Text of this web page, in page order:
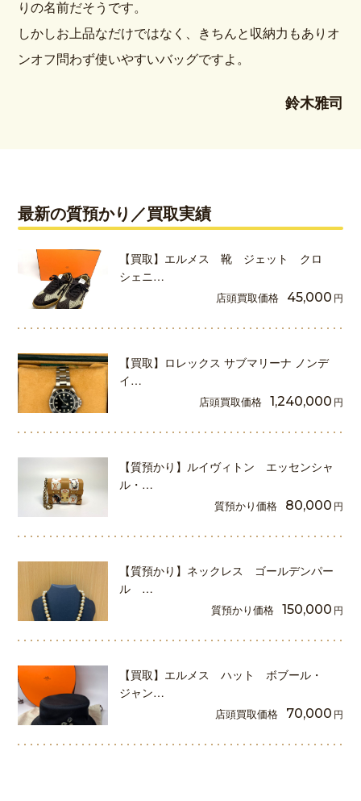
りの名前だそうです。
しかしお上品なだけではなく、きちんと収納力もありオ
ンオフ問わず使いやすいバッグですよ。
鈴木雅司
最新の質預かり／買取実績
【買取】エルメス 靴 ジェット クロ
シェニ…
店頭買取価格 45,000 円
【買取】ロレックス サブマリーナ ノンデ
イ…
店頭買取価格 1,240,000 円
【質預かり】ルイヴィトン エッセンシャ
ル・…
質預かり価格 80,000 円
【質預かり】ネックレス ゴールデンパー
ル …
質預かり価格 150,000 円
【買取】エルメス ハット ボブール・
ジャン…
店頭買取価格 70,000 円